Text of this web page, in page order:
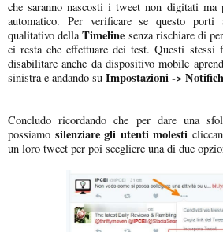
che saranno nascosti i tweet non digitati
automatico. Per verificare se questo
qualitativo dellaTimeline senza rischiare di
ci resta che effettuare dei test. Questi
disabilitare anche da dispositivo mobile
sinistra e andando su Impostazioni ->
Concludo ricordando che per dare una
possiamo silenziare gli utenti molesti
un loro tweet per poi scegliere una di due